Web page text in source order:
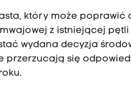
który może poprawić
z istniejącej
wydana decyzja
przerzucają się